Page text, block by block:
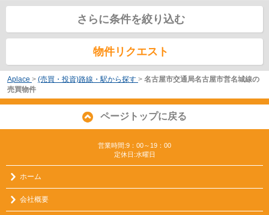
さらに条件を絞り込む
物件リクエスト
Aplace > (売買・投資)路線・駅から探す > 名古屋市交通局名古屋市営名城線の
売買物件
ページトップに戻る
営業時間:9：00～19：00
定休日:水曜日
ホーム
会社概要